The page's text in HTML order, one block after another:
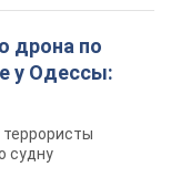
дрона по
у Одессы:
судну